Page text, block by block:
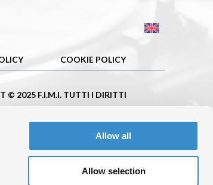
Allow all
Allow selection
COOKIE POLICY
© 2025 F.I.M.I. TUTTI I DIRITTI
TRIBUNALE DI MILANO CON IL N.663
P.IVA 08288100962